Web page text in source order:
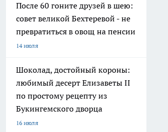
После 60 гоните друзей в шею:
совет великой Бехтеревой - не
превратиться в овощ на пенсии
14 июля
Шоколад, достойный короны:
любимый десерт Елизаветы II
по простому рецепту из
Букингемского дворца
16 июля